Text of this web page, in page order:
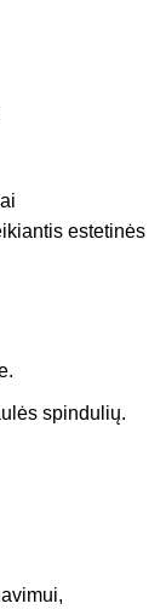
estetinės
spindulių.